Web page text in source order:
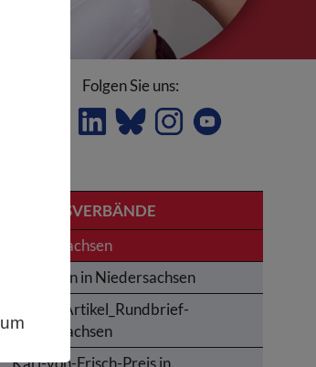
Folgen Sie uns:
LANDESVERBÄNDE
Niedersachsen
Studieren in Niedersachsen
Archiv_Artikel_Rundbrief-
Niedersachsen
Karl-von-Frisch-Preis in